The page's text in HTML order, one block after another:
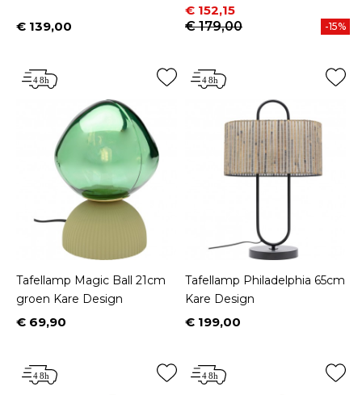
Prijs
€ 139,00
Prijs
€ 152,15
Normale prijs
€ 179,00
-15%
Tafellamp Magic Ball 21cm
groen Kare Design
Prijs
€ 69,90
Tafellamp Philadelphia 65cm
Kare Design
Prijs
€ 199,00